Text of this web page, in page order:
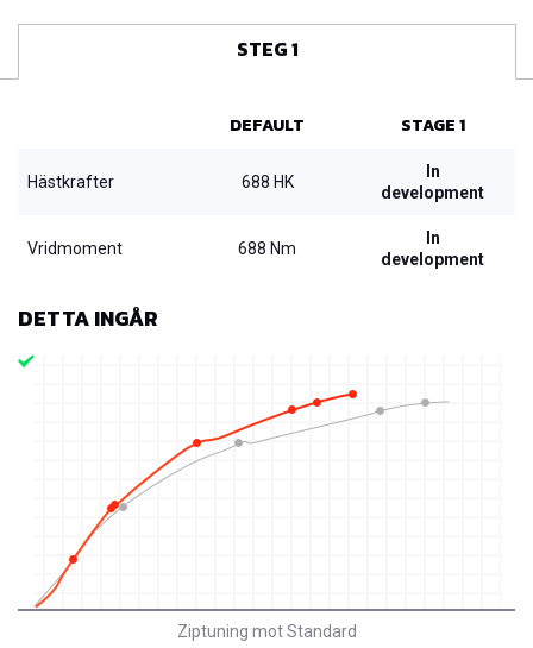
STEG 1
DEFAULT STAGE 1
Hästkrafter 688 HK
In
development
Vridmoment 688 Nm
In
development
DETTA INGÅR
Ziptuning mot Standard